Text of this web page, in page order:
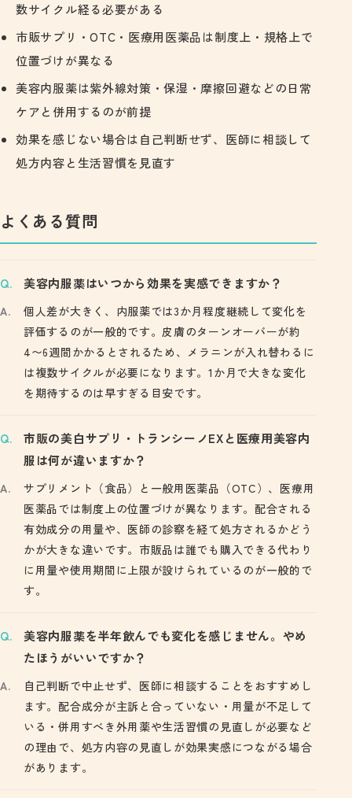
数サイクル経る必要がある
市販サプリ・OTC・医療用医薬品は制度上・規格上で
位置づけが異なる
美容内服薬は紫外線対策・保湿・摩擦回避などの日常
ケアと併用するのが前提
効果を感じない場合は自己判断せず、医師に相談して
処方内容と生活習慣を見直す
よくある質問
美容内服薬はいつから効果を実感できますか？
個人差が大きく、内服薬では3か月程度継続して変化を
評価するのが一般的です。皮膚のターンオーバーが約
4〜6週間かかるとされるため、メラニンが入れ替わるに
は複数サイクルが必要になります。1か月で大きな変化
を期待するのは早すぎる目安です。
市販の美白サプリ・トランシーノEXと医療用美容内
服は何が違いますか？
サプリメント（食品）と一般用医薬品（OTC）、医療用
医薬品では制度上の位置づけが異なります。配合される
有効成分の用量や、医師の診察を経て処方されるかどう
かが大きな違いです。市販品は誰でも購入できる代わり
に用量や使用期間に上限が設けられているのが一般的で
す。
美容内服薬を半年飲んでも変化を感じません。やめ
たほうがいいですか？
自己判断で中止せず、医師に相談することをおすすめし
ます。配合成分が主訴と合っていない・用量が不足して
いる・併用すべき外用薬や生活習慣の見直しが必要など
の理由で、処方内容の見直しが効果実感につながる場合
があります。